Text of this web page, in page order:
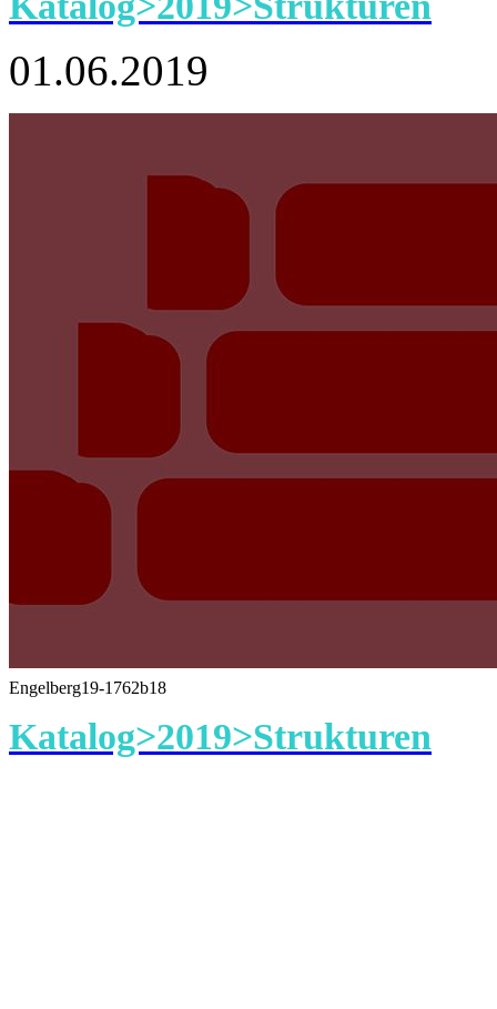
01.06.2019
Engelberg19-1762b18
Katalog>2019>Strukturen